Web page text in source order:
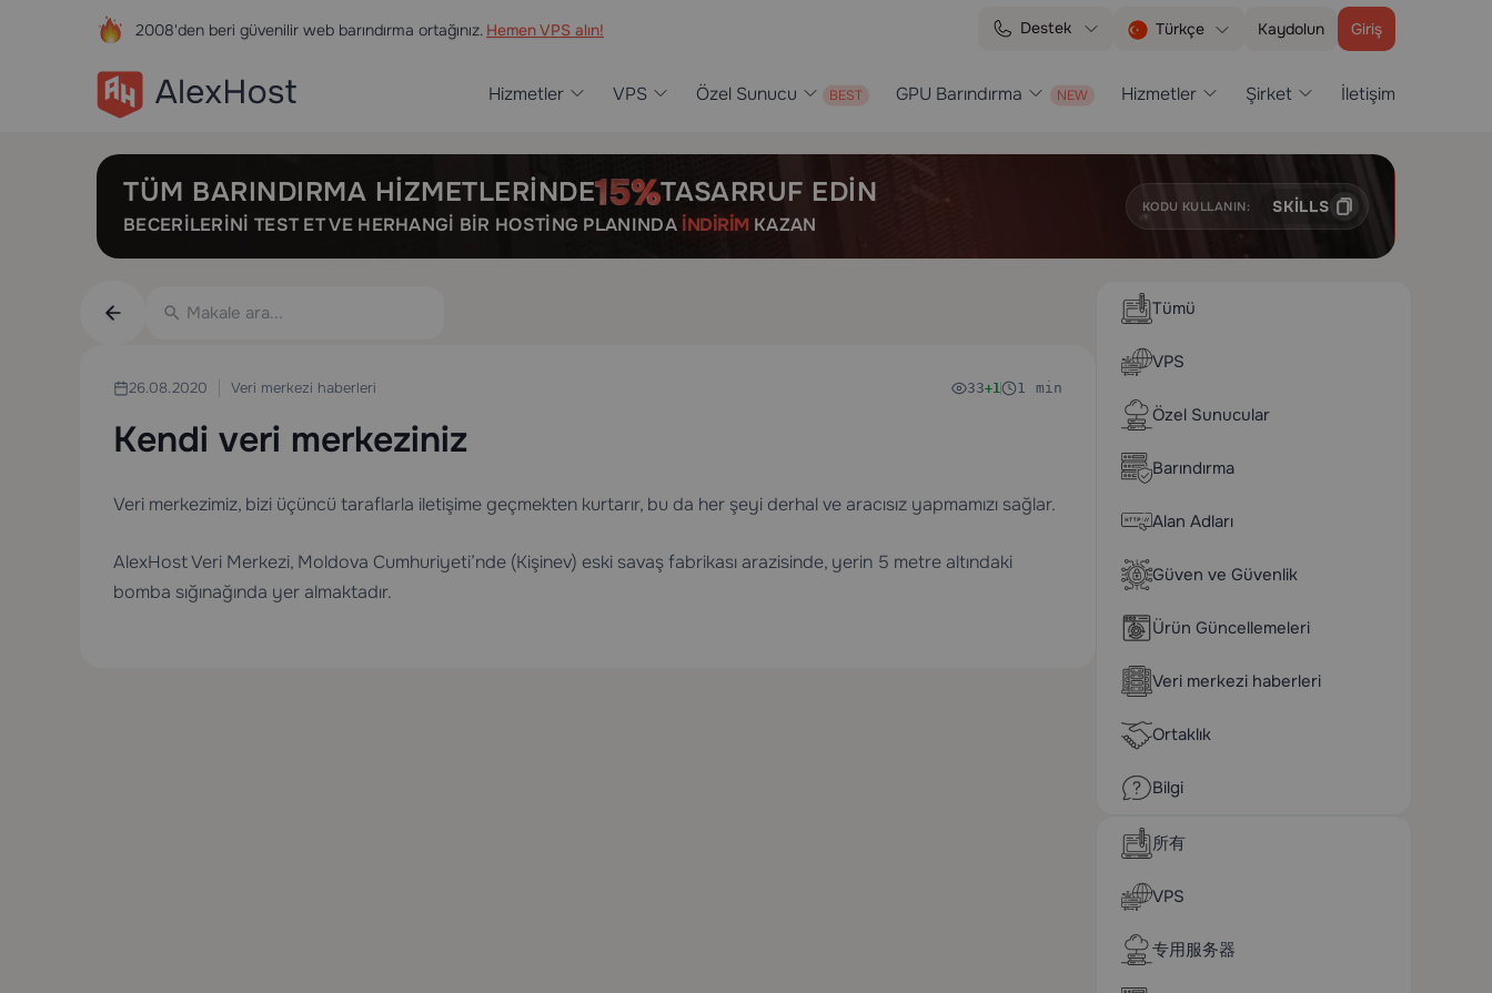
2008'den beri güvenilir web barındırma ortağınız. Hemen VPS alın! Destek Türkçe Kaydolun Giriş
Hizmetler VPS Özel Sunucu GPU Barındırma Hizmetler Şirket İletişim
TÜM BARINDIRMA HIZMETLERINDE TASARRUF EDIN
BECERILERINI TEST ET VE HERHANGI BIR HOSTING PLANINDA İNDIRIMKAZAN
KODU KULLANIN: SKILLS
26.08.2020 Veri merkezi haberleri 33+1 1 min
Kendi veri merkeziniz
Veri merkezimiz, bizi üçüncü taraflarla iletişime geçmekten kurtarır, bu da her şeyi derhal ve aracısız yapmamızı sağlar.
AlexHost Veri Merkezi, Moldova Cumhuriyeti’nde (Kişinev) eski savaş fabrikası arazisinde, yerin 5 metre altındaki
bomba sığınağında yer almaktadır.
Tümü
VPS
Özel Sunucular
Barındırma
Alan Adları
Güven ve Güvenlik
Ürün Güncellemeleri
Veri merkezi haberleri
Ortaklık
Bilgi
所有
VPS
专用服务器